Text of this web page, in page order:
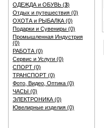
ОДЕЖДА и ОБУВЬ (3)
Отдых и путешествия (0)
ОХОТА и РЫБАЛКА (0)
Подарки и Сувениры (0)
Промышленная Индустрия
(0)
РАБОТА (0)
Сервис и Услуги (0)
СПОРТ (0)
ТРАНСПОРТ (0)
Фото, Видео, Оптика (0)
ЧАСЫ (0)
ЭЛЕКТРОНИКА (0)
Ювелирные изделия (0)